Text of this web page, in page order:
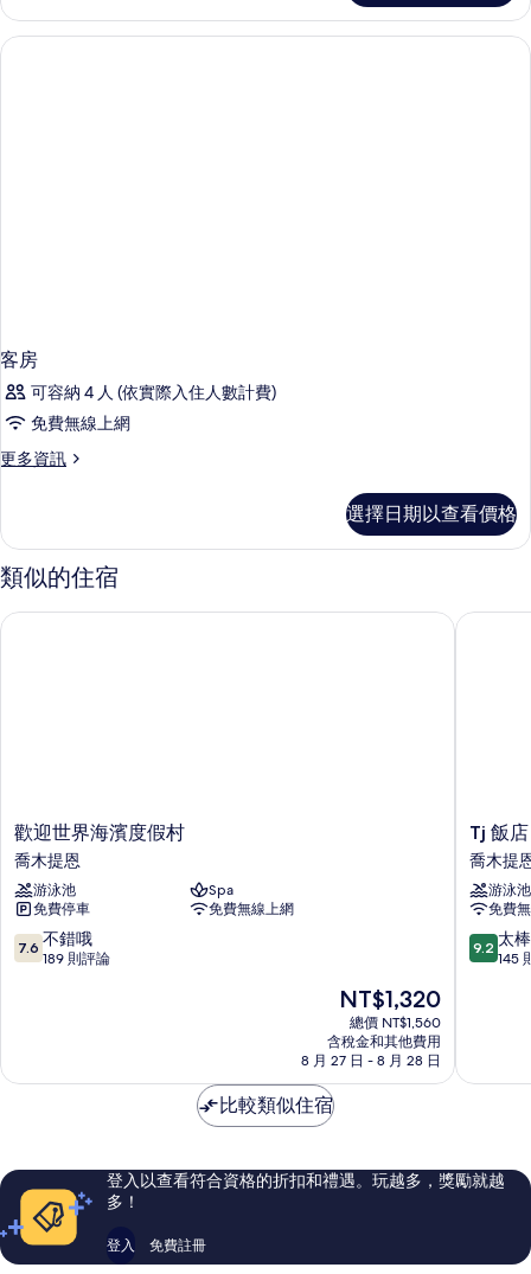
的
詳
情
客房
可容納 4 人 (依實際入住人數計費)
免費無線上網
更多資訊
更
的
詳
情
選擇日期以查看價格
類似的住宿
歡
迎
世
界
海
濱
度
恩
歡迎世界海濱度假村
喬木提恩
游泳池
Spa
免費停車
免費無線上網
7.6
分，
錯
評
論
7.6 不錯哦
189 則評論
現
在
價
格
為
NT$1,320
總價 NT$1,560
含稅金和其他費用
8 月 27 日 - 8 月 28 日
歡迎世界海濱度假村
Tj
飯
店
喬
木
提
恩
Tj 飯店
喬木提
游泳池
免費
9.2
分，
棒
評
論
9.2 太
145
Tj 飯店
比較類似住宿
登入以查看符合資格的折扣和禮遇。玩越多，獎勵就越
多！
登入 免費註冊